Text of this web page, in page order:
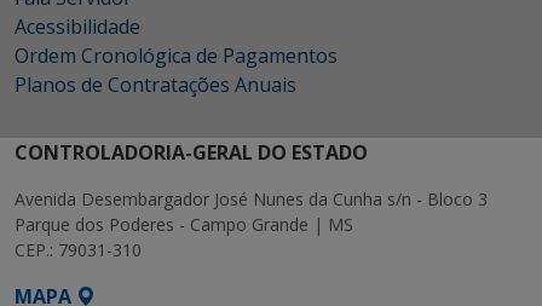
Acessibilidade
Ordem Cronológica de Pagamentos
Planos de Contratações Anuais
CONTROLADORIA-GERAL DO ESTADO
Avenida Desembargador José Nunes da Cunha s/n - Bloco 3
Parque dos Poderes - Campo Grande | MS
CEP.: 79031-310
MAPA